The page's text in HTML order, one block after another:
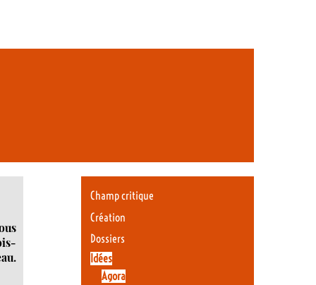
Champ critique
Création
Dossiers
Idées
Agora